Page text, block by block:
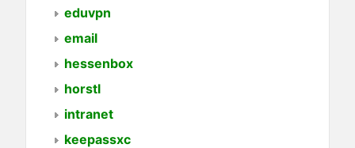
eduvpn
email
hessenbox
horstl
intranet
keepassxc